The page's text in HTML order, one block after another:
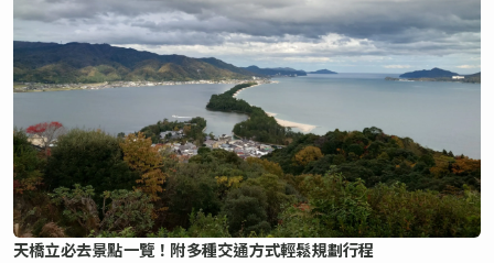
天橋立必去景點一覽！附多種交通方式輕鬆規劃行程